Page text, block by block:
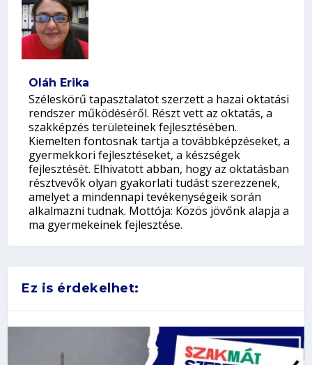
Oláh Erika
Széleskörű tapasztalatot szerzett a hazai oktatási
rendszer működéséről. Részt vett az oktatás, a
szakképzés területeinek fejlesztésében.
Kiemelten fontosnak tartja a továbbképzéseket, a
gyermekkori fejlesztéseket, a készségek
fejlesztését. Elhivatott abban, hogy az oktatásban
résztvevők olyan gyakorlati tudást szerezzenek,
amelyet a mindennapi tevékenységeik során
alkalmazni tudnak. Mottója: Közös jövőnk alapja a
ma gyermekeinek fejlesztése.
Ez is érdekelhet: